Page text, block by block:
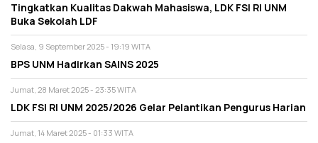
Tingkatkan Kualitas Dakwah Mahasiswa, LDK FSI RI UNM
Buka Sekolah LDF
Selasa, 9 September 2025 - 19:19 WITA
BPS UNM Hadirkan SAINS 2025
Jumat, 28 Maret 2025 - 23:35 WITA
LDK FSI RI UNM 2025/2026 Gelar Pelantikan Pengurus Harian
Jumat, 14 Maret 2025 - 01:33 WITA